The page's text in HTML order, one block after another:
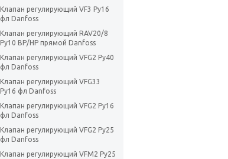
Клапан регулирующий VF3 Ру16
фл Danfoss
Клапан регулирующий RAV20/8
Ру10 ВР/НР прямой Danfoss
Клапан регулирующий VFG2 Ру40
фл Danfoss
Клапан регулирующий VFG33
Ру16 фл Danfoss
Клапан регулирующий VFG2 Ру16
фл Danfoss
Клапан регулирующий VFG2 Ру25
фл Danfoss
Клапан регулирующий VFM2 Ру25